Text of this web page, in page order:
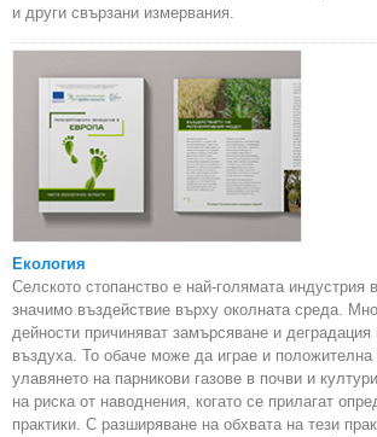
и други свързани измервания.
Екология
Селското стопанство е най-голямата индустрия
значимо въздействие върху околната среда.
дейности причиняват замърсяване и
въздуха. То обаче може да играе и
улавянето на парникови газове в почви и
на риска от наводнения, когато се прилагат
практики. С разширяване на обхвата на тези